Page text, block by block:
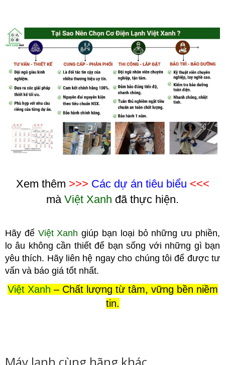
Xem thêm >>> Các dự án tiêu biểu <<<
mà Việt Xanh đã thực hiện.
Hãy để Việt Xanh giúp bạn loại bỏ những ưu phiền,
lo âu không cần thiết để bạn sống với những gì bạn
yêu thích. Hãy liên hệ ngay cho chúng tôi để được tư
vấn và báo giá tốt nhất.
Việt Xanh – Chất lượng từ tâm, vững bền niềm
tin.